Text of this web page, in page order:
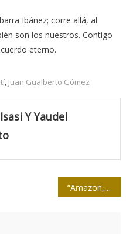
Ibáñez; corre allá, al
son los nuestros. Contigo
eterno.
, Juan Gualberto Gómez
Y Yaudel
“Amazon, Google y Microsoft son la columna vertebral tecnológica de este genocidio”